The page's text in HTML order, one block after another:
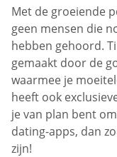
Met de groeiende
geen mensen die
hebben gehoord.
gemaakt door de
waarmee je
heeft ook
je van plan bent
dating-apps, dan
zijn!